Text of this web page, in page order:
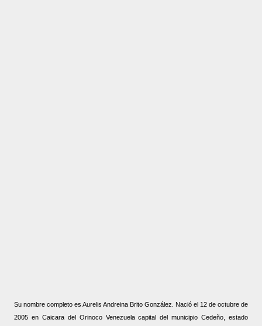
Su nombre completo es Aurelis Andreina Brito González. Nació el 12 de octubre de
2005 en Caicara del Orinoco Venezuela capital del municipio Cedeño, estado